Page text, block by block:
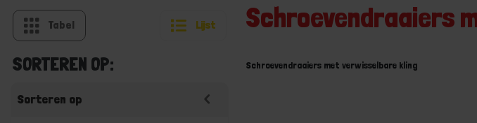
Tabel Lijst
SORTEREN OP:
Sorteren op
Schroevendraaiers
Schroevendraaiers met verwisselbare kling